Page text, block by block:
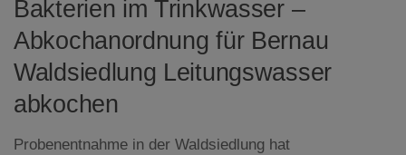
Bakterien im Trinkwasser –
Abkochanordnung für Bernau
Waldsiedlung Leitungswasser
abkochen
Probenentnahme in der Waldsiedlung hat